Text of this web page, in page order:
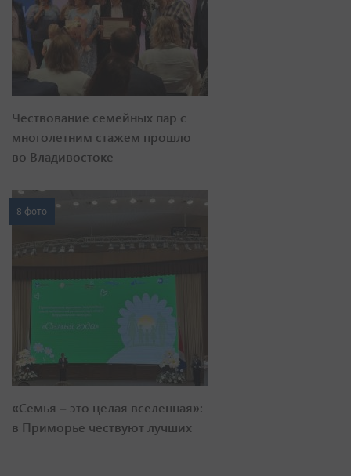
Чествование семейных пар с
многолетним стажем прошло
во Владивостоке
8 фото
«Семья – это целая вселенная»:
в Приморье чествуют лучших